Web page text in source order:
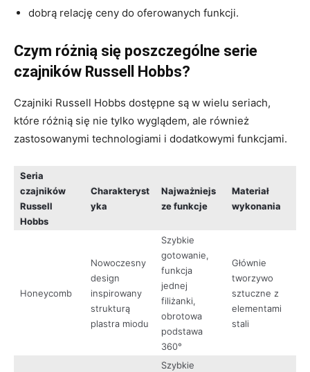
dobrą relację ceny do oferowanych funkcji.
Czym różnią się poszczególne serie
czajników Russell Hobbs?
Czajniki Russell Hobbs dostępne są w wielu seriach,
które różnią się nie tylko wyglądem, ale również
zastosowanymi technologiami i dodatkowymi funkcjami.
Seria
czajników
Russell
Hobbs
Charakteryst
yka
Najważniejs
ze funkcje
Materiał
wykonania
Honeycomb
Nowoczesny
design
inspirowany
strukturą
plastra miodu
Szybkie
gotowanie,
funkcja
jednej
filiżanki,
obrotowa
podstawa
360°
Głównie
tworzywo
sztuczne z
elementami
stali
Szybkie